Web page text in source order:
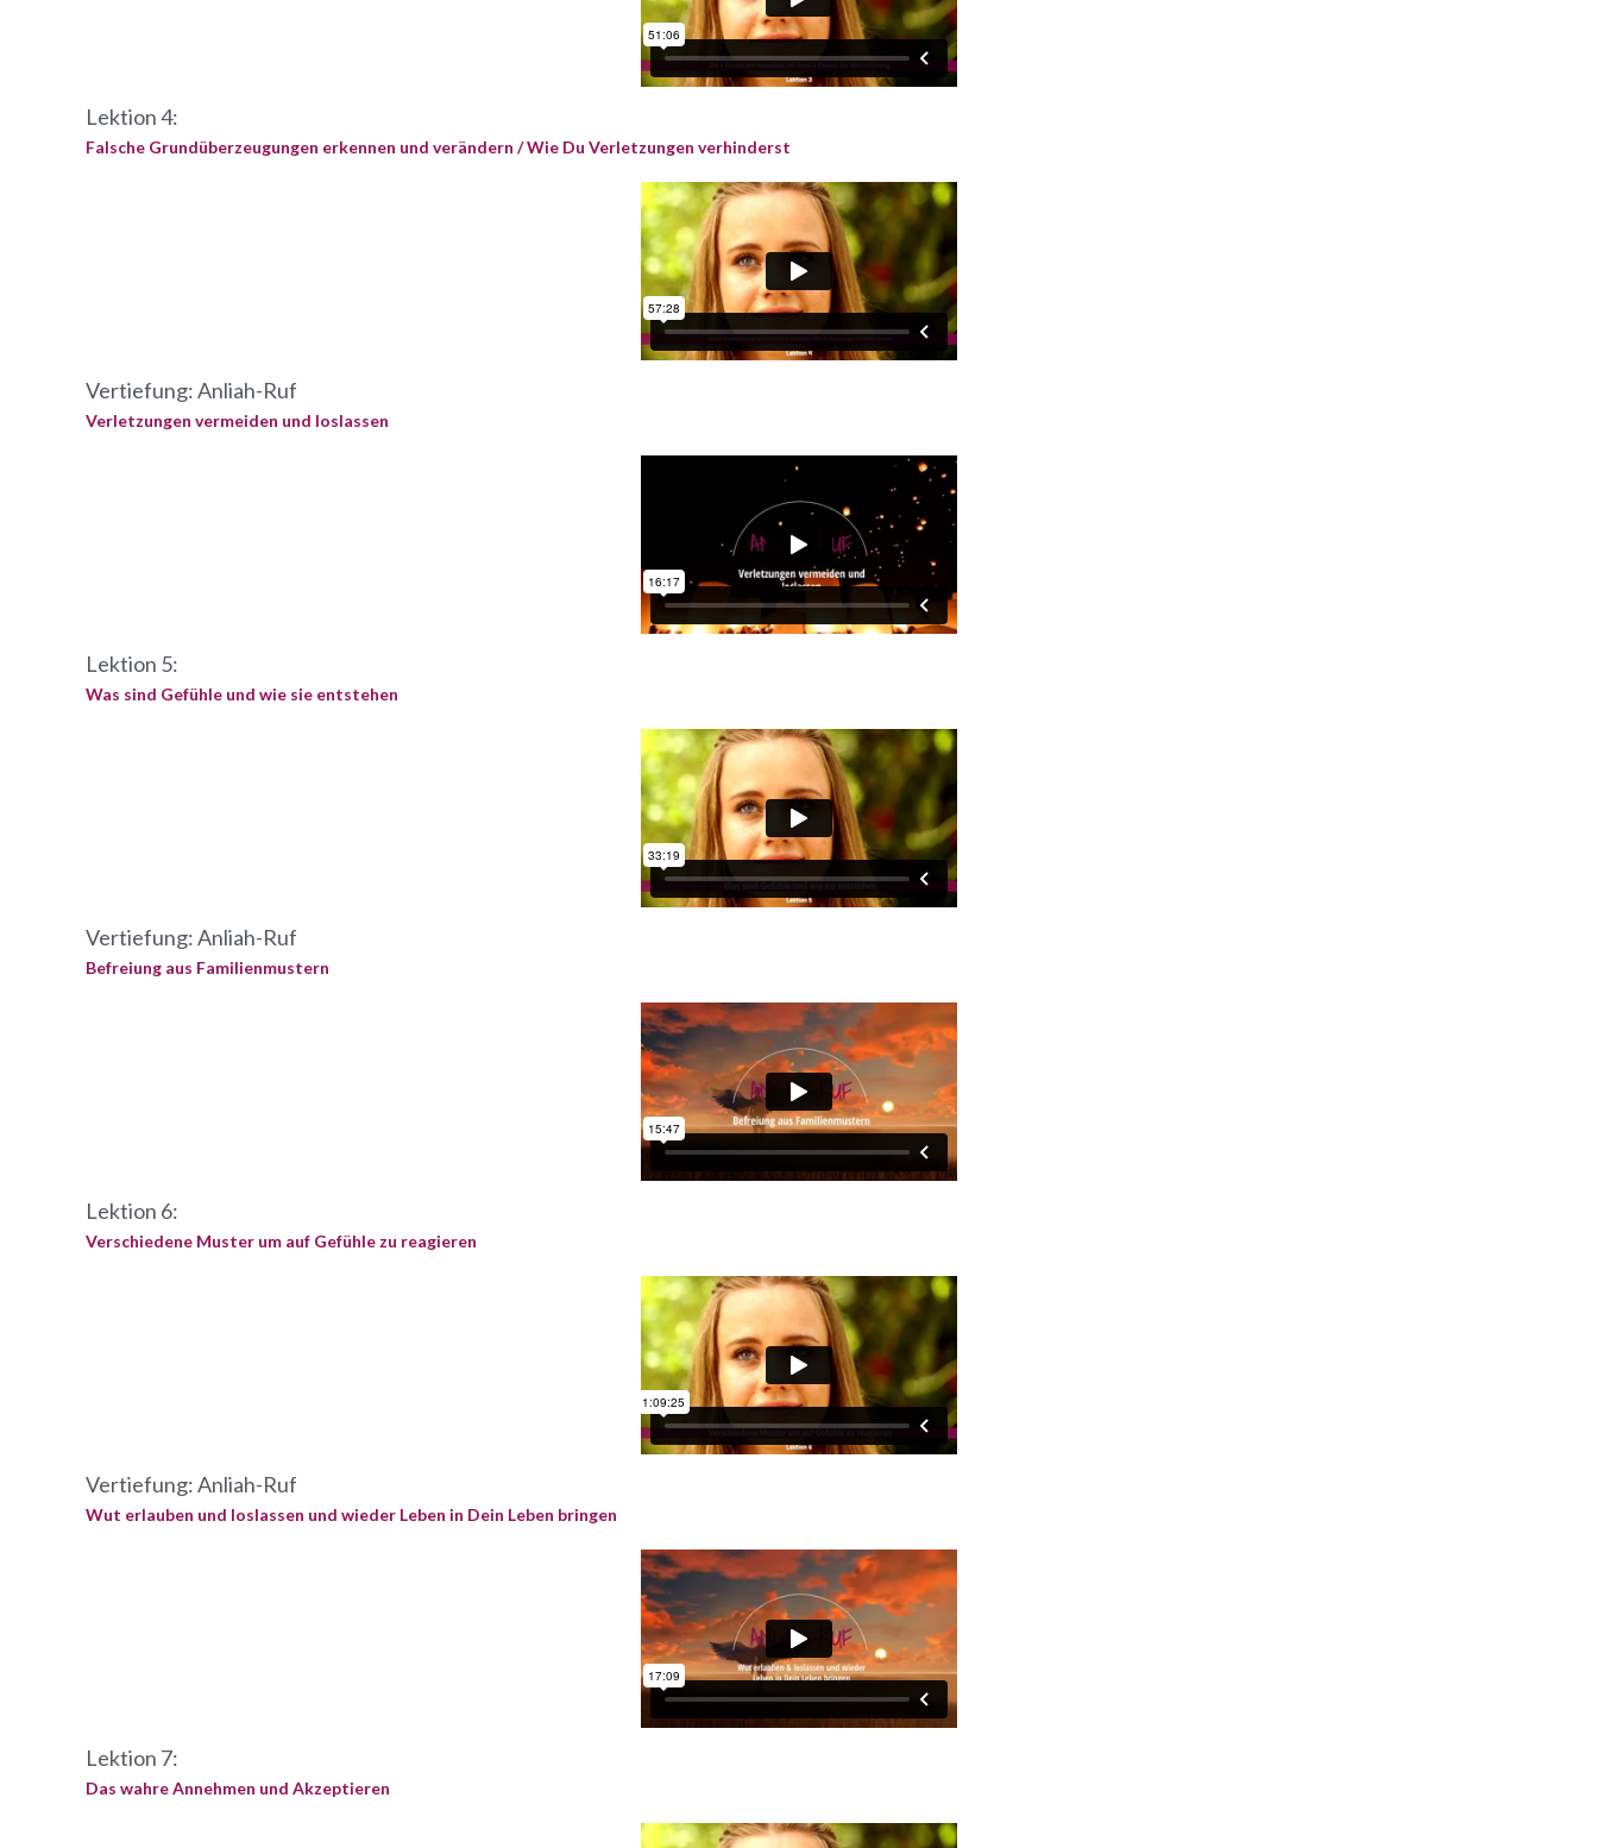
Lektion 4:
Falsche Grundüberzeugungen erkennen und verändern / Wie Du Verletzungen verhinderst
Vertiefung: Anliah-Ruf
Verletzungen vermeiden und loslassen
Lektion 5:
Was sind Gefühle und wie sie entstehen
Vertiefung: Anliah-Ruf
Befreiung aus Familienmustern
Lektion 6:
Verschiedene Muster um auf Gefühle zu reagieren
Vertiefung: Anliah-Ruf
Wut erlauben und loslassen und wieder Leben in Dein Leben bringen
Lektion 7:
Das wahre Annehmen und Akzeptieren